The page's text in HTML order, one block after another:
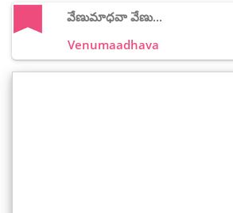
వేణుమాధవా వేణు...
Venumaadhava